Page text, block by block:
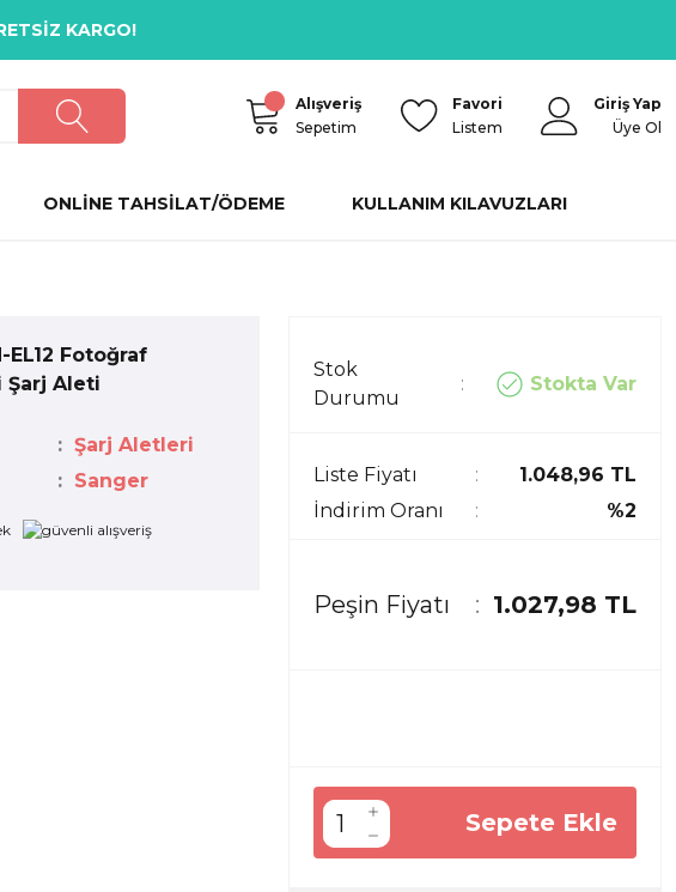
KARGO!
Alışveriş
Sepetim
Favori
Listem
Giriş Yap
Üye Ol
ONLİNE TAHSİLAT/ÖDEME KULLANIM KILAVUZLARI
EL12 Fotoğraf
Şarj Aleti
Şarj Aletleri
Sanger
Stok
Durumu
Stokta Var
Liste Fiyatı
1.048,96 TL
İndirim Oranı
%2
Peşin Fiyatı 1.027,98 TL
Sepete Ekle